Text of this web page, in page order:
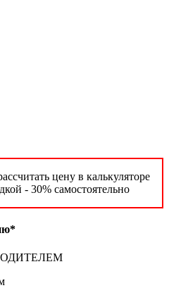
цену в калькуляторе
- 30% самостоятельно